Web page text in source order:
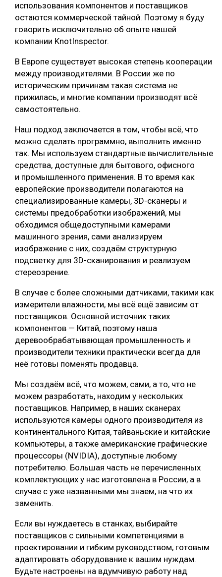
использования компонентов и поставщиков
остаются коммерческой тайной. Поэтому я буду
говорить исключительно об опыте нашей
компании KnotInspector.
В Европе существует высокая степень кооперации
между производителями. В России же по
историческим причинам такая система не
прижилась, и многие компании производят всё
самостоятельно.
Наш подход заключается в том, чтобы всё, что
можно сделать программно, выполнить именно
так. Мы используем стандартные вычислительные
средства, доступные для бытового, офисного
и промышленного применения. В то время как
европейские производители полагаются на
специализированные камеры, 3D-сканеры и
системы предобработки изображений, мы
обходимся общедоступными камерами
машинного зрения, сами анализируем
изображение с них, создаём структурную
подсветку для 3D-сканирования и реализуем
стереозрение.
В случае с более сложными датчиками, такими как
измерители влажности, мы всё ещё зависим от
поставщиков. Основной источник таких
компонентов — Китай, поэтому наша
деревообрабатывающая промышленность и
производители техники практически всегда для
неё готовы поменять продавца.
Мы создаём всё, что можем, сами, а то, что не
можем разработать, находим у нескольких
поставщиков. Например, в наших сканерах
используются камеры одного производителя из
континентального Китая, тайваньские и китайские
компьютеры, а также американские графические
процессоры (NVIDIA), доступные любому
потребителю. Большая часть не перечисленных
комплектующих у нас изготовлена в России, а в
случае с уже названными мы знаем, на что их
заменить.
Если вы нуждаетесь в станках, выбирайте
поставщиков с сильными компетенциями в
проектировании и гибким руководством, готовым
адаптировать оборудование к вашим нуждам.
Будьте настроены на вдумчивую работу над